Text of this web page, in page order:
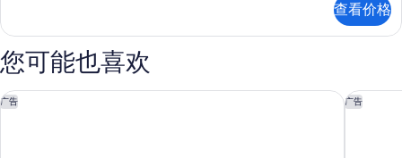
和
1
张
沙
特
大
床
和
1
张
查看价格
您可能也喜欢
广告
希尔顿花园酒店-圣何塞机场 广告
米尔皮